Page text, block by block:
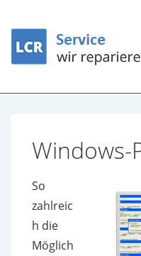
Zum
Inhalt
Windows-
So
zahlreic
h die
Möglich